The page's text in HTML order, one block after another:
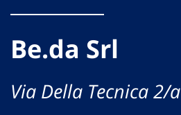
Be.da Srl
Via Della Tecnica 2/a